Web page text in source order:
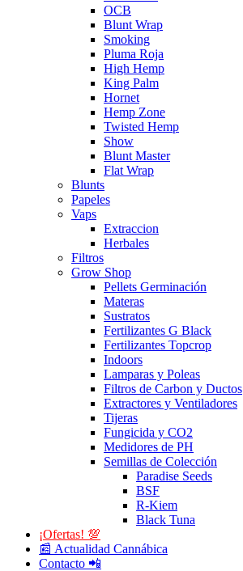
OCB
Blunt Wrap
Smoking
Pluma Roja
High Hemp
King Palm
Hornet
Hemp Zone
Twisted Hemp
Show
Blunt Master
Flat Wrap
Blunts
Papeles
Vaps
Extraccion
Herbales
Filtros
Grow Shop
Pellets Germinación
Materas
Sustratos
Fertilizantes G Black
Fertilizantes Topcrop
Indoors
Lamparas y Poleas
Filtros de Carbon y Ductos
Extractores y Ventiladores
Tijeras
Fungicida y CO2
Medidores de PH
Semillas de Colección
Paradise Seeds
BSF
R-Kiem
Black Tuna
¡Ofertas! 💯
📰 Actualidad Cannábica
Contacto 📲